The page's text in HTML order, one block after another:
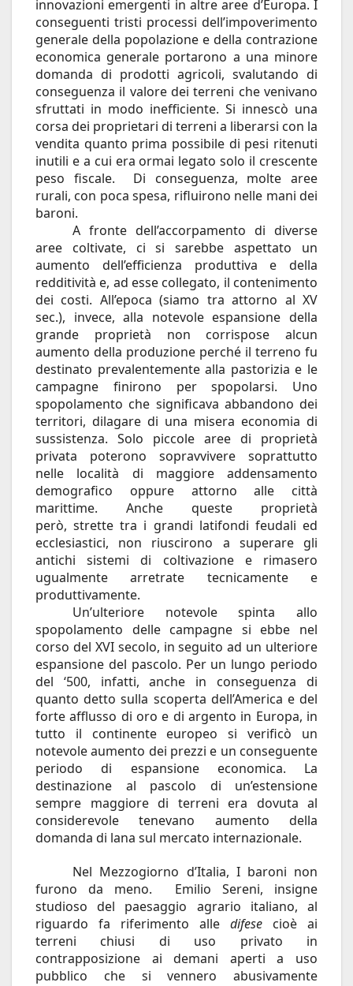
innovazioni emergenti in altre aree d’Europa. I
conseguenti tristi processi dell’impoverimento
generale della popolazione e della contrazione
economica generale portarono a una minore
domanda di prodotti agricoli, svalutando di
conseguenza il valore dei terreni che venivano
sfruttati in modo inefficiente. Si innescò una
corsa dei proprietari di terreni a liberarsi con la
vendita quanto prima possibile di pesi ritenuti
inutili e a cui era ormai legato solo il crescente
peso fiscale. Di conseguenza, molte aree
rurali, con poca spesa, rifluirono nelle mani dei
baroni.
A fronte dell’accorpamento di diverse
aree coltivate, ci si sarebbe aspettato un
aumento dell’efficienza produttiva e della
redditività e, ad esse collegato, il contenimento
dei costi. All’epoca (siamo tra attorno al XV
sec.), invece, alla notevole espansione della
grande proprietà non corrispose alcun
aumento della produzione perché il terreno fu
destinato prevalentemente alla pastorizia e le
campagne finirono per spopolarsi. Uno
spopolamento che significava abbandono dei
territori, dilagare di una misera economia di
sussistenza. Solo piccole aree di proprietà
privata poterono sopravvivere soprattutto
nelle località di maggiore addensamento
demografico oppure attorno alle città
marittime. Anche queste proprietà
però, strette tra i grandi latifondi feudali ed
ecclesiastici, non riuscirono a superare gli
antichi sistemi di coltivazione e rimasero
ugualmente arretrate tecnicamente e
produttivamente.
Un’ulteriore notevole spinta allo
spopolamento delle campagne si ebbe nel
corso del XVI secolo, in seguito ad un ulteriore
espansione del pascolo. Per un lungo periodo
del ‘500, infatti, anche in conseguenza di
quanto detto sulla scoperta dell’America e del
forte afflusso di oro e di argento in Europa, in
tutto il continente europeo si verificò un
notevole aumento dei prezzi e un conseguente
periodo di espansione economica. La
destinazione al pascolo di un’estensione
sempre maggiore di terreni era dovuta al
considerevole tenevano aumento della
domanda di lana sul mercato internazionale.
Nel Mezzogiorno d’Italia, I baroni non
furono da meno. Emilio Sereni, insigne
studioso del paesaggio agrario italiano, al
riguardo fa riferimento alle difese cioè ai
terreni chiusi di uso privato in
contrapposizione ai demani aperti a uso
pubblico che si vennero abusivamente